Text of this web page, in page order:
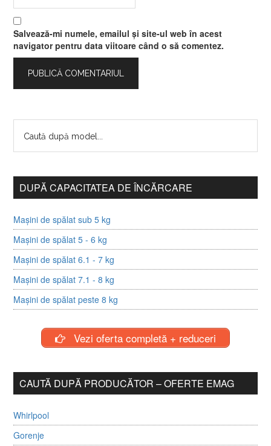
Salvează-mi numele, emailul și site-ul web în acest
navigator pentru data viitoare când o să comentez.
DUPĂ CAPACITATEA DE ÎNCĂRCARE
Mașini de spălat sub 5 kg
Mașini de spălat 5 - 6 kg
Mașini de spălat 6.1 - 7 kg
Mașini de spălat 7.1 - 8 kg
Mașini de spălat peste 8 kg
Vezi oferta completă + reduceri
CAUTĂ DUPĂ PRODUCĂTOR – OFERTE EMAG
Whirlpool
Gorenje